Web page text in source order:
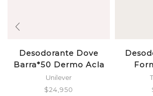
Desodorante Dove
Barra*50 Dermo Acla
Unilever
$24,950